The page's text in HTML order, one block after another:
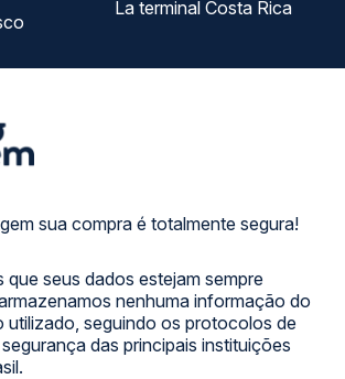
sua compra é totalmente segura!
que seus dados estejam sempre
nenhuma informação do
utilizado, seguindo os protocolos de
das principais instituições
La terminal Costa Rica